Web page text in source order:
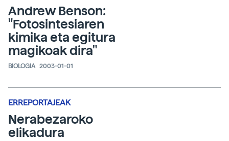
Andrew Benson:
"Fotosintesiaren
kimika eta egitura
magikoak dira"
BIOLOGIA 2003-01-01
ERREPORTAJEAK
Nerabezaroko
elikadura